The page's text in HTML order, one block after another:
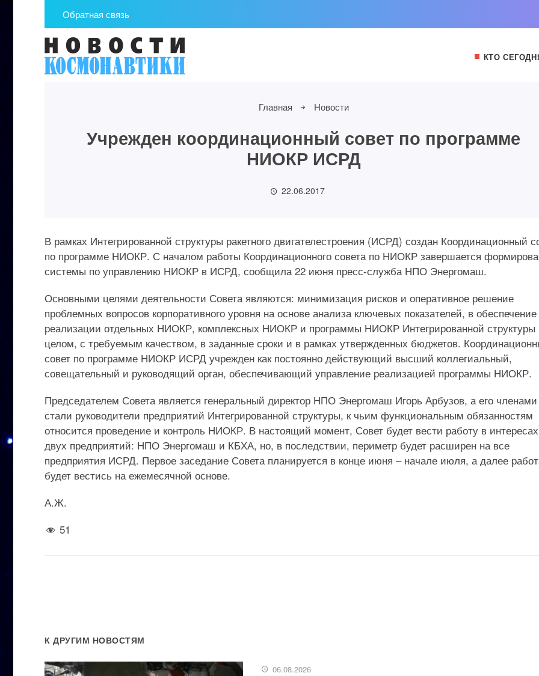
Обратная связь
КТО
Главная Новости
Учрежден координационный совет по программе
НИОКР ИСРД
22.06.2017
В рамках Интегрированной структуры ракетного двигателестроения (ИСРД) создан Координационный
по программе НИОКР. С началом работы Координационного совета по НИОКР завершается
системы по управлению НИОКР в ИСРД, сообщила 22 июня пресс-служба НПО Энергомаш.
Основными целями деятельности Совета являются: минимизация рисков и оперативное решение
проблемных вопросов корпоративного уровня на основе анализа ключевых показателей, в обеспечение
реализации отдельных НИОКР, комплексных НИОКР и программы НИОКР Интегрированной структуры
целом, с требуемым качеством, в заданные сроки и в рамках утвержденных бюджетов.
совет по программе НИОКР ИСРД учрежден как постоянно действующий высший коллегиальный,
совещательный и руководящий орган, обеспечивающий управление реализацией программы НИОКР.
Председателем Совета является генеральный директор НПО Энергомаш Игорь Арбузов, а его членами
стали руководители предприятий Интегрированной структуры, к чьим функциональным обязанностям
относится проведение и контроль НИОКР. В настоящий момент, Совет будет вести работу в интересах
двух предприятий: НПО Энергомаш и КБХА, но, в последствии, периметр будет расширен на все
предприятия ИСРД. Первое заседание Совета планируется в конце июня – начале июля, а далее
будет вестись на ежемесячной основе.
А.Ж.
51
К ДРУГИМ НОВОСТЯМ
06.08.2026